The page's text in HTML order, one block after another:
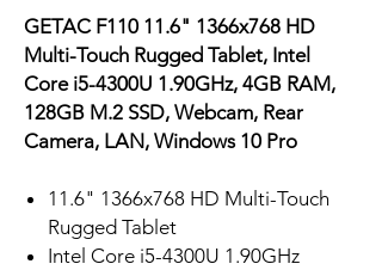
GETAC F110 11.6" 1366x768 HD
Multi-Touch Rugged Tablet, Intel
Core i5-4300U 1.90GHz, 4GB RAM,
128GB M.2 SSD, Webcam, Rear
Camera, LAN, Windows 10 Pro
11.6" 1366x768 HD Multi-Touch
Rugged Tablet
Intel Core i5-4300U 1.90GHz